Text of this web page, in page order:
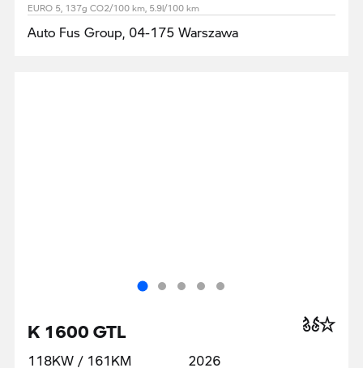
EURO 5, 137g CO2/100 km, 5.9l/100 km
Auto Fus Group, 04-175 Warszawa
K 1600 GTL
118KW / 161KM
2026